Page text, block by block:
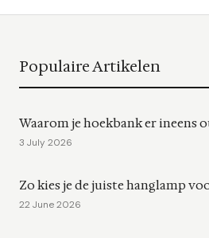
Populaire Artikelen
Waarom je hoekbank er ineens
3 July 2026
Zo kies je de juiste hanglamp
22 June 2026